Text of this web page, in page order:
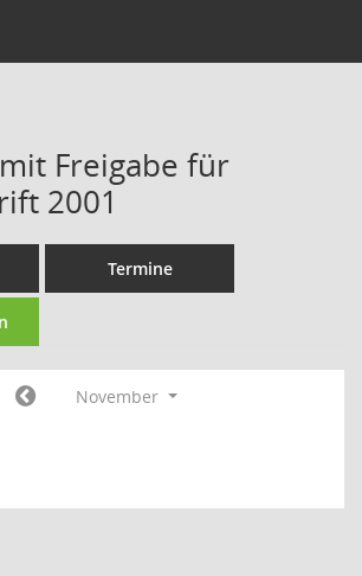
Freigabe für
2001
Termine
November